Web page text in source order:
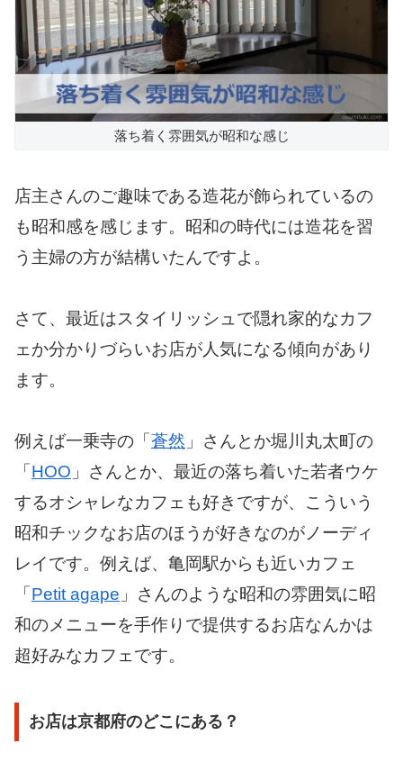
落ち着く雰囲気が昭和な感じ
店主さんのご趣味である造花が飾られているの
も昭和感を感じます。昭和の時代には造花を習
う主婦の方が結構いたんですよ。
さて、最近はスタイリッシュで隠れ家的なカフ
ェか分かりづらいお店が人気になる傾向があり
ます。
例えば一乗寺の「 蒼然 」さんとか堀川丸太町の
「 HOO 」さんとか、最近の落ち着いた若者ウケ
するオシャレなカフェも好きですが、こういう
昭和チックなお店のほうが好きなのがノーディ
レイです。例えば、亀岡駅からも近いカフェ
「 Petit agape 」さんのような昭和の雰囲気に昭
和のメニューを手作りで提供するお店なんかは
超好みなカフェです。
お店は京都府のどこにある？